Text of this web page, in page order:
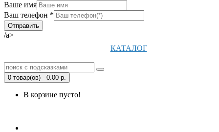
Ваше имя
Ваш телефон *
/a>
КАТАЛОГ
0 товар(ов) - 0.00 р.
В корзине пусто!